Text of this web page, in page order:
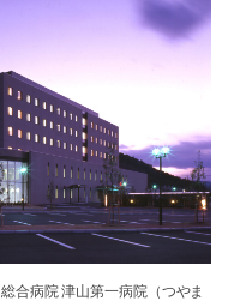
合病院 津山第一病院（つやま